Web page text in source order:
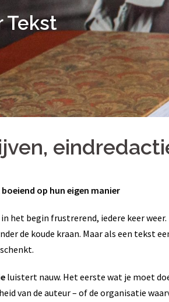
Tekst
op hun eigen manier
in het begin frustrerend, iedere keer
de koude kraan. Maar als een tekst
luistert nauw. Het eerste wat je moet
van de auteur – of de organisatie